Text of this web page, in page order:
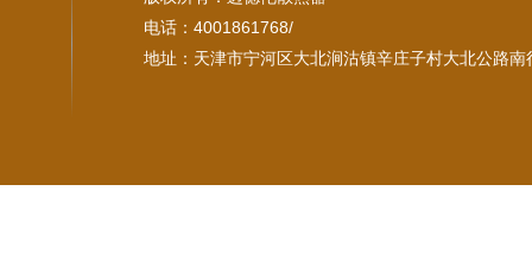
电话：4001861768/
地址：天津市宁河区大北涧沽镇辛庄子村大北公路